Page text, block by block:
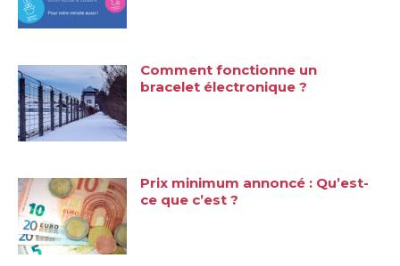
Comment fonctionne un
bracelet électronique ?
Prix minimum annoncé : Qu’est-
ce que c’est ?